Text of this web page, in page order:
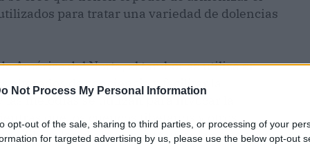
Not Process My Personal Information
opt-out of the sale, sharing to third parties, or processing of your
for targeted advertising by us, please use the below opt-out
para tratar una variedad de dolencias
América del Norte, el tambor se utiliza en
de conciencia y facilitar la
melodías se utilizan para invocar la
que los cuencos tibetanos y otros
los chakras y restaurar la armonía en